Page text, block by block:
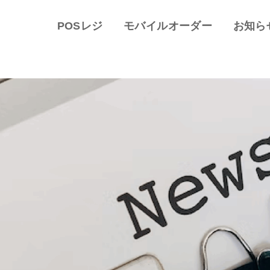
POSレジ モバイルオーダー お知ら